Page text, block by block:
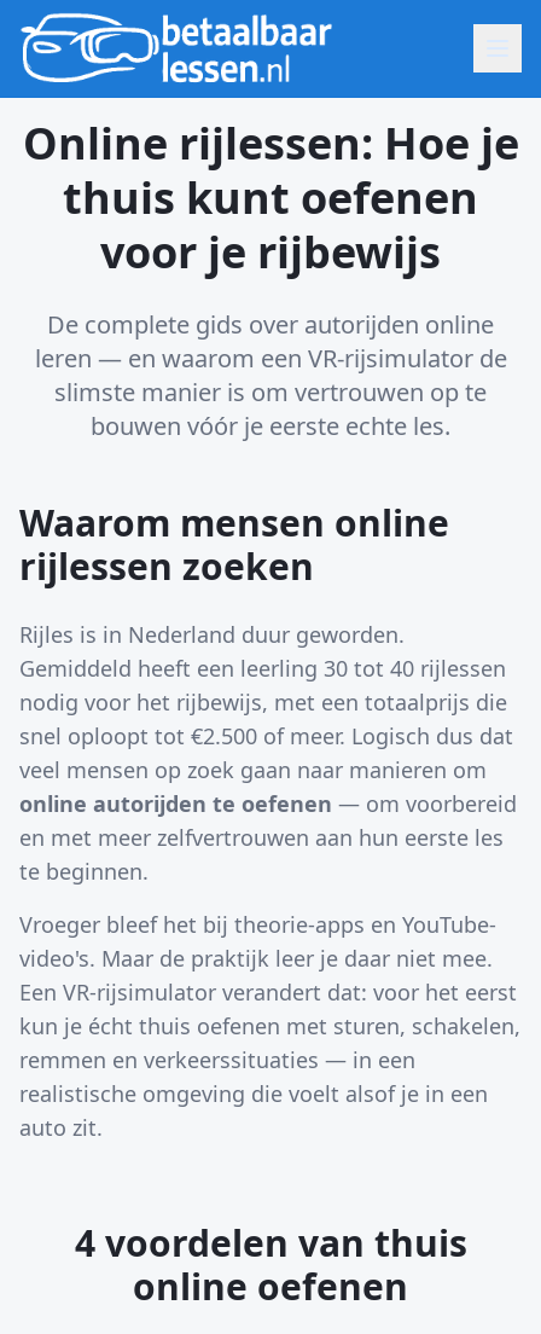
Online rijlessen: Hoe je
thuis kunt oefenen
voor je rijbewijs
De complete gids over autorijden online
leren — en waarom een VR-rijsimulator de
slimste manier is om vertrouwen op te
bouwen vóór je eerste echte les.
Waarom mensen online
rijlessen zoeken
Rijles is in Nederland duur geworden.
Gemiddeld heeft een leerling 30 tot 40 rijlessen
nodig voor het rijbewijs, met een totaalprijs die
snel oploopt tot €2.500 of meer. Logisch dus dat
veel mensen op zoek gaan naar manieren om
online autorijden te oefenen — om voorbereid
en met meer zelfvertrouwen aan hun eerste les
te beginnen.
Vroeger bleef het bij theorie-apps en YouTube-
video's. Maar de praktijk leer je daar niet mee.
Een VR-rijsimulator verandert dat: voor het eerst
kun je écht thuis oefenen met sturen, schakelen,
remmen en verkeerssituaties — in een
realistische omgeving die voelt alsof je in een
auto zit.
4 voordelen van thuis
online oefenen